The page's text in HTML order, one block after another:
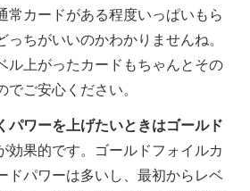
常カードがある程度いっぱいもら
ちがいいのかわかりませんね。
ル上がったカードもちゃんとその
ご安心ください。
パワーを上げたいときはゴールド
効果的です。ゴールドフォイルカ
ドパワーは多いし、最初からレベ